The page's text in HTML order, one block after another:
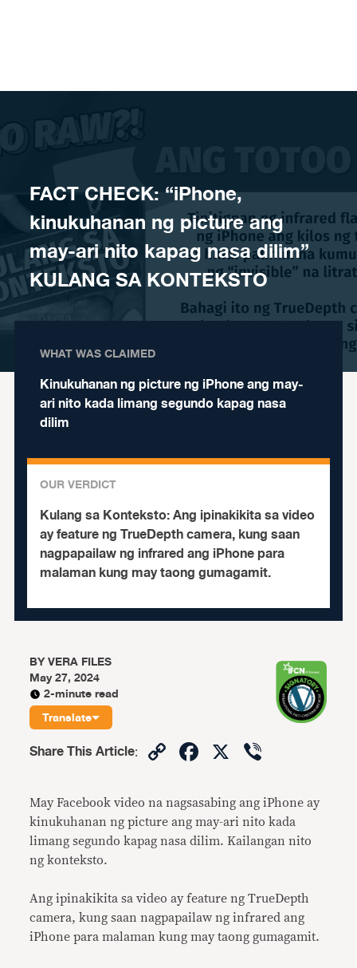
FACT CHECK: “iPhone,
kinukuhanan ng picture ang
may-ari nito kapag nasa dilim”
KULANG SA KONTEKSTO
WHAT WAS CLAIMED
Kinukuhanan ng picture ng iPhone ang may-
ari nito kada limang segundo kapag nasa
dilim
OUR VERDICT
Kulang sa Konteksto:Ang ipinakikita sa video
ay feature ng TrueDepth camera, kung saan
nagpapailaw ng infrared ang iPhone para
malaman kung may taong gumagamit.
BYVERA FILES
May 27, 2024
2-minute read
Translate
Share This Article: CopyFacebook
X
May Facebook video na nagsasabing ang iPhone ay
kinukuhanan ng picture ang may-ari nito kada
limang segundo kapag nasa dilim. Kailangan nito
ng konteksto.
Ang ipinakikita sa video ay feature ng TrueDepth
camera, kung saan nagpapailaw ng infrared ang
iPhone para malaman kung may taong gumagamit.